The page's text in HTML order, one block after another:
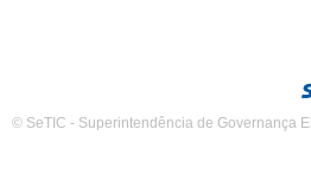
© SeTIC - Superintendência de Governança